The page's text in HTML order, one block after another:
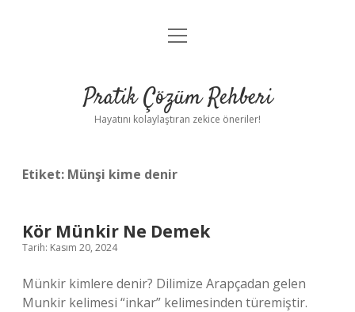
Anasayfa
Yasal Uyarı
menüyü
Pratik Çözüm Rehberi
Hayatını kolaylaştıran zekice öneriler!
Etiket: Münşi kime denir
Kör Münkir Ne Demek
Tarih: Kasım 20, 2024
Münkir kimlere denir? Dilimize Arapçadan gelen
Munkir kelimesi “inkar” kelimesinden türemiştir.